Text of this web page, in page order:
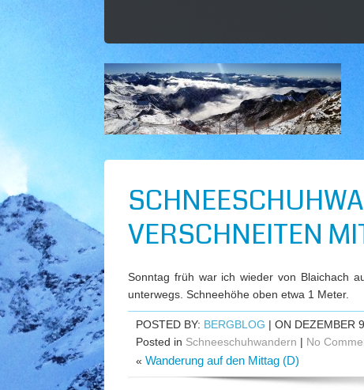
VERSCHNEITEN
Sonntag früh war ich wieder von Blaichach
unterwegs. Schneehöhe oben etwa 1 Meter.
POSTED BY: BERGBLOG | ON DEZEMBER
Posted in Schneeschuhwandern | No
« Wanderung auf den Mittag (D)